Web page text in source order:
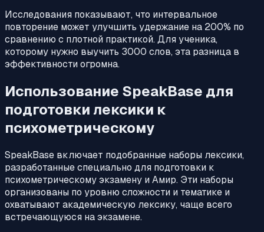
Исследования показывают, что интервальное
повторение может улучшить удержание на 200% по
сравнению с плотной практикой. Для ученика,
которому нужно выучить 3000 слов, эта разница в
эффективности огромна.
Использование SpeakBase для
подготовки лексики к
психометрическому
SpeakBase включает подобранные наборы лексики,
разработанные специально для подготовки к
психометрическому экзамену и Амир. Эти наборы
организованы по уровню сложности и тематике и
охватывают академическую лексику, чаще всего
встречающуюся на экзамене.